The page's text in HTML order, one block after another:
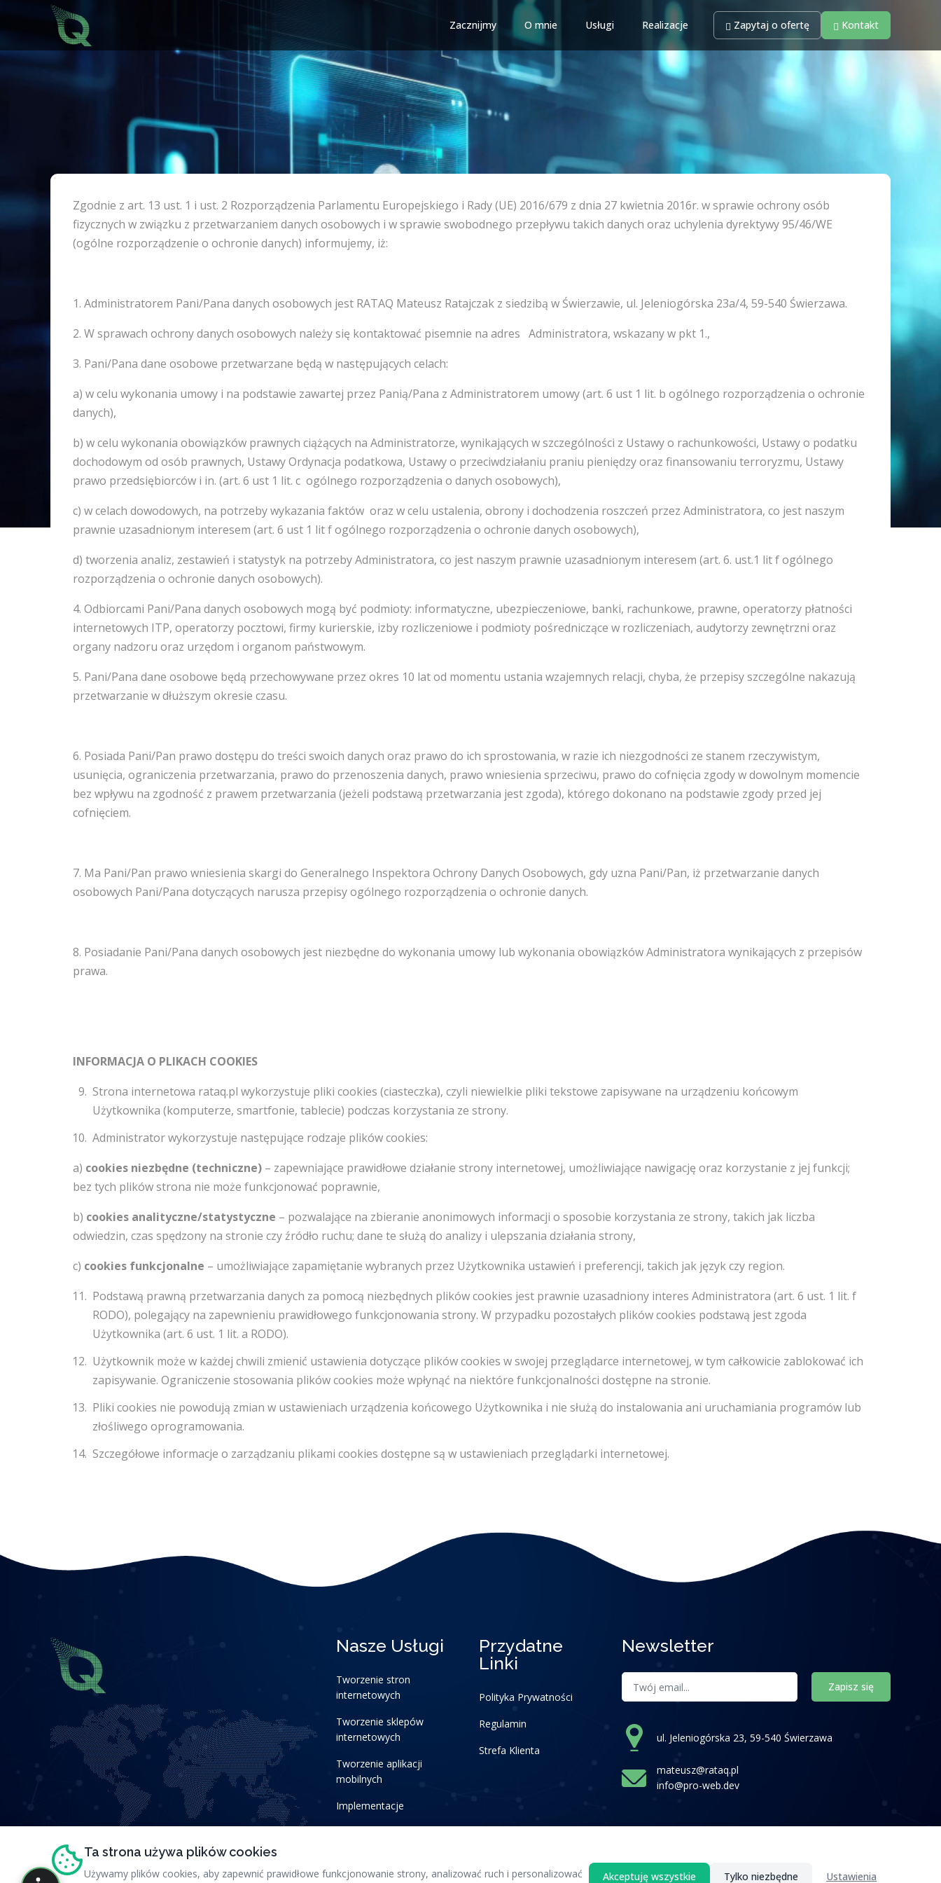
Zacznijmy O mnie Usługi Realizacje Zapytaj o ofertę Kontakt
Zgodnie z art. 13 ust. 1 i ust. 2 Rozporządzenia Parlamentu Europejskiego i Rady (UE) 2016/679 z dnia 27 kwietnia 2016r. w sprawie ochrony osób
fizycznych w związku z przetwarzaniem danych osobowych i w sprawie swobodnego przepływu takich danych oraz uchylenia dyrektywy 95/46/WE
(ogólne rozporządzenie o ochronie danych) informujemy, iż:
1. Administratorem Pani/Pana danych osobowych jest RATAQ Mateusz Ratajczak z siedzibą w Świerzawie, ul. Jeleniogórska 23a/4, 59-540 Świerzawa.
2. W sprawach ochrony danych osobowych należy się kontaktować pisemnie na adres Administratora, wskazany w pkt 1.,
3. Pani/Pana dane osobowe przetwarzane będą w następujących celach:
a) w celu wykonania umowy i na podstawie zawartej przez Panią/Pana z Administratorem umowy (art. 6 ust 1 lit. b ogólnego rozporządzenia o ochronie
danych),
b) w celu wykonania obowiązków prawnych ciążących na Administratorze, wynikających w szczególności z Ustawy o rachunkowości, Ustawy o podatku
dochodowym od osób prawnych, Ustawy Ordynacja podatkowa, Ustawy o przeciwdziałaniu praniu pieniędzy oraz finansowaniu terroryzmu, Ustawy
prawo przedsiębiorców i in. (art. 6 ust 1 lit. c ogólnego rozporządzenia o danych osobowych),
c) w celach dowodowych, na potrzeby wykazania faktów oraz w celu ustalenia, obrony i dochodzenia roszczeń przez Administratora, co jest naszym
prawnie uzasadnionym interesem (art. 6 ust 1 lit f ogólnego rozporządzenia o ochronie danych osobowych),
d) tworzenia analiz, zestawień i statystyk na potrzeby Administratora, co jest naszym prawnie uzasadnionym interesem (art. 6. ust.1 lit f ogólnego
rozporządzenia o ochronie danych osobowych).
4. Odbiorcami Pani/Pana danych osobowych mogą być podmioty: informatyczne, ubezpieczeniowe, banki, rachunkowe, prawne, operatorzy płatności
internetowych ITP, operatorzy pocztowi, firmy kurierskie, izby rozliczeniowe i podmioty pośredniczące w rozliczeniach, audytorzy zewnętrzni oraz
organy nadzoru oraz urzędom i organom państwowym.
5. Pani/Pana dane osobowe będą przechowywane przez okres 10 lat od momentu ustania wzajemnych relacji, chyba, że przepisy szczególne nakazują
przetwarzanie w dłuższym okresie czasu.
6. Posiada Pani/Pan prawo dostępu do treści swoich danych oraz prawo do ich sprostowania, w razie ich niezgodności ze stanem rzeczywistym,
usunięcia, ograniczenia przetwarzania, prawo do przenoszenia danych, prawo wniesienia sprzeciwu, prawo do cofnięcia zgody w dowolnym momencie
bez wpływu na zgodność z prawem przetwarzania (jeżeli podstawą przetwarzania jest zgoda), którego dokonano na podstawie zgody przed jej
cofnięciem.
7. Ma Pani/Pan prawo wniesienia skargi do Generalnego Inspektora Ochrony Danych Osobowych, gdy uzna Pani/Pan, iż przetwarzanie danych
osobowych Pani/Pana dotyczących narusza przepisy ogólnego rozporządzenia o ochronie danych.
8. Posiadanie Pani/Pana danych osobowych jest niezbędne do wykonania umowy lub wykonania obowiązków Administratora wynikających z przepisów
prawa.
INFORMACJA O PLIKACH COOKIES
Strona internetowa rataq.pl wykorzystuje pliki cookies (ciasteczka), czyli niewielkie pliki tekstowe zapisywane na urządzeniu końcowym
Użytkownika (komputerze, smartfonie, tablecie) podczas korzystania ze strony.
Administrator wykorzystuje następujące rodzaje plików cookies:
a) cookies niezbędne (techniczne) – zapewniające prawidłowe działanie strony internetowej, umożliwiające nawigację oraz korzystanie z jej funkcji;
bez tych plików strona nie może funkcjonować poprawnie,
b) cookies analityczne/statystyczne – pozwalające na zbieranie anonimowych informacji o sposobie korzystania ze strony, takich jak liczba
odwiedzin, czas spędzony na stronie czy źródło ruchu; dane te służą do analizy i ulepszania działania strony,
c) cookies funkcjonalne – umożliwiające zapamiętanie wybranych przez Użytkownika ustawień i preferencji, takich jak język czy region.
Podstawą prawną przetwarzania danych za pomocą niezbędnych plików cookies jest prawnie uzasadniony interes Administratora (art. 6 ust. 1 lit. f
RODO), polegający na zapewnieniu prawidłowego funkcjonowania strony. W przypadku pozostałych plików cookies podstawą jest zgoda
Użytkownika (art. 6 ust. 1 lit. a RODO).
Użytkownik może w każdej chwili zmienić ustawienia dotyczące plików cookies w swojej przeglądarce internetowej, w tym całkowicie zablokować ich
zapisywanie. Ograniczenie stosowania plików cookies może wpłynąć na niektóre funkcjonalności dostępne na stronie.
Pliki cookies nie powodują zmian w ustawieniach urządzenia końcowego Użytkownika i nie służą do instalowania ani uruchamiania programów lub
złośliwego oprogramowania.
Szczegółowe informacje o zarządzaniu plikami cookies dostępne są w ustawieniach przeglądarki internetowej.
Nasze Usługi
Tworzenie stron
internetowych
Tworzenie sklepów
internetowych
Tworzenie aplikacji
mobilnych
Implementacje
Przydatne
Linki
Polityka Prywatności
Regulamin
Strefa Klienta
Newsletter
Zapisz się
ul. Jeleniogórska 23, 59-540 Świerzawa
mateusz@rataq.pl
info@pro-web.dev
Ta strona używa plików cookies
Używamy plików cookies, aby zapewnić prawidłowe funkcjonowanie strony, analizować ruch i personalizować
Akceptuję wszystkie Tylko niezbędne Ustawienia